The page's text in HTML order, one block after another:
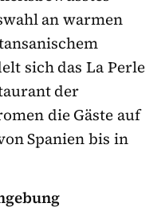
an warmen
sich das La Perle
der
die Gäste auf
Spanien bis in